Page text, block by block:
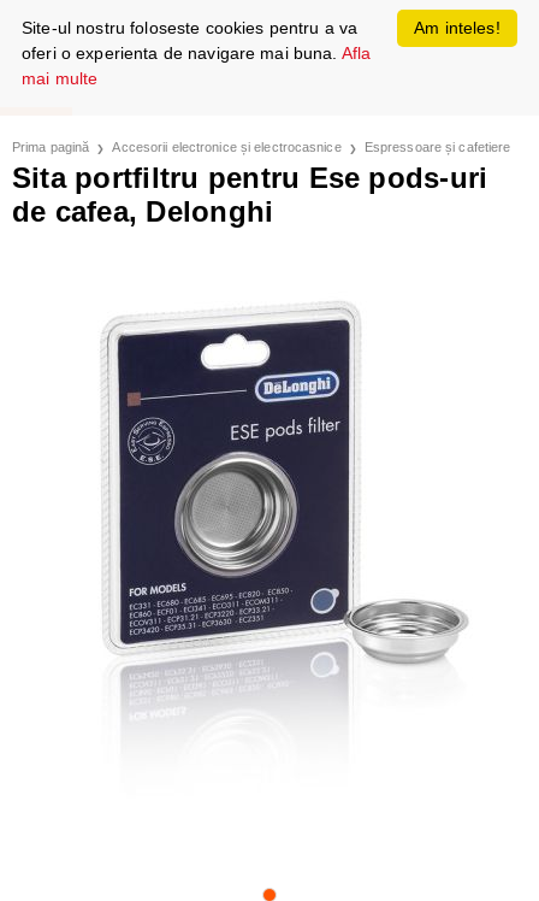
Prima pagină Accesorii electronice și electrocasnice Espressoare și cafetiere
Sita portfiltru pentru Ese pods-uri
de cafea, Delonghi
Am inteles!
Site-ul nostru foloseste cookies pentru a va
oferi o experienta de navigare mai buna. Afla
mai multe